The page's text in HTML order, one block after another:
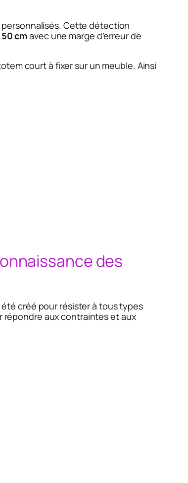
personnalisés. Cette détection
cmavec une marge d’erreur de
court à fixer sur un meuble. Ainsi
des
été créé pour résister à tous types
répondre aux contraintes et aux